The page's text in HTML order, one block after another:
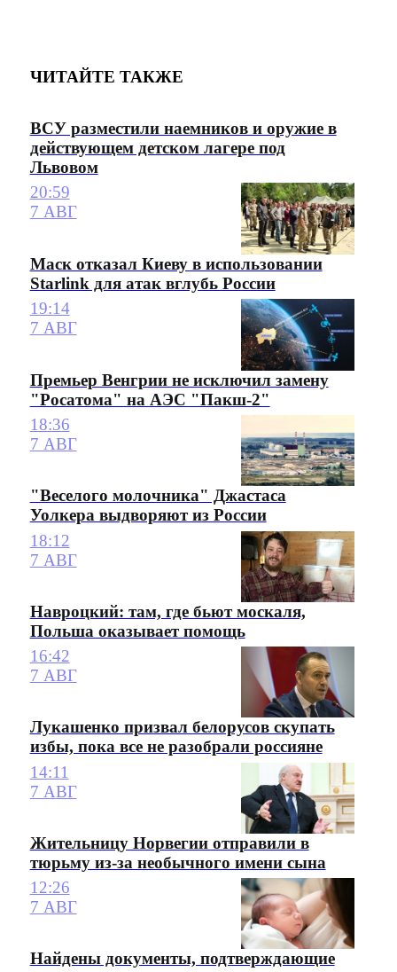
ЧИТАЙТЕ ТАКЖЕ
ВСУ разместили наемников и оружие в
действующем детском лагере под
Львовом
20:59
7 АВГ
Маск отказал Киеву в использовании
Starlink для атак вглубь России
19:14
7 АВГ
Премьер Венгрии не исключил замену
"Росатома" на АЭС "Пакш-2"
18:36
7 АВГ
"Веселого молочника" Джастаса
Уолкера выдворяют из России
18:12
7 АВГ
Навроцкий: там, где бьют москаля,
Польша оказывает помощь
16:42
7 АВГ
Лукашенко призвал белорусов скупать
избы, пока все не разобрали россияне
14:11
7 АВГ
Жительницу Норвегии отправили в
тюрьму из-за необычного имени сына
12:26
7 АВГ
Найдены документы, подтверждающие